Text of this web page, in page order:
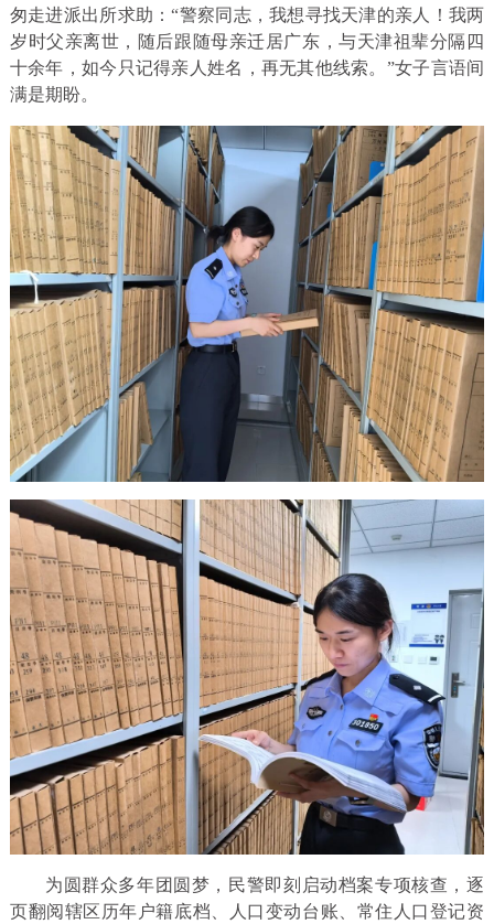
匆走进派出所求助：“警察同志，我想寻找天津的亲人！我两
岁时父亲离世，随后跟随母亲迁居广东，与天津祖辈分隔四
十余年，如今只记得亲人姓名，再无其他线索。”女子言语间
满是期盼。
为圆群众多年团圆梦，民警即刻启动档案专项核查，逐
页翻阅辖区历年户籍底档、人口变动台账、常住人口登记资